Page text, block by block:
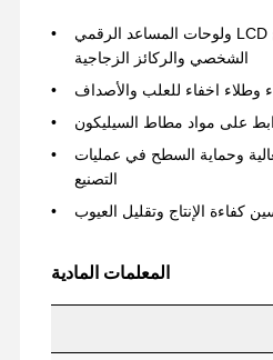
الافتراضي
حماية السطح لألواح LCD ولوحات المساعد الرقمي
الشخصي والركائز الزجاجية
وطلاء اخفاء للعلب والأصداف
على مواد مطاط السيليكون
وحماية السطح في عمليات
التصنيع
كفاءة الإنتاج وتقليل العيوب
المعلمات المادية